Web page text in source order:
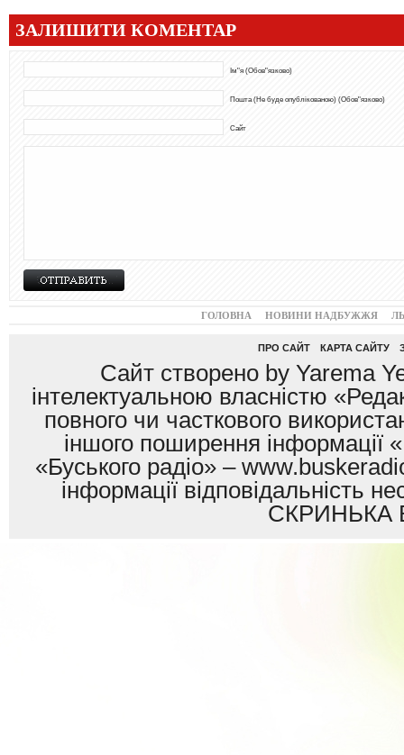
ЗАЛИШИТИ КОМЕНТАР
Ім"я (Обов"язково)
Пошта (Не буде опублікованою) (Обов"язково)
Сайт
ГОЛОВНА НОВИНИ НАДБУЖЖЯ
ПРО САЙТ КАРТА САЙТУ
Сайт створено by Yarema
інтелектуальною власністю
повного чи часткового
іншого поширення інформації
«Буського радіо» –
інформації
СКРИНЬКА